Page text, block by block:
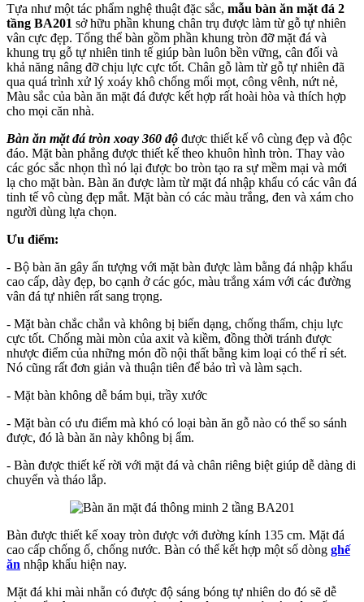
Tựa như một tác phẩm nghệ thuật đặc sắc, mẫu bàn ăn mặt đá 2
tầng BA201 sở hữu phần khung chân trụ được làm từ gỗ tự nhiên
vân cực đẹp. Tổng thể bàn gồm phần khung tròn đỡ mặt đá và
khung trụ gỗ tự nhiên tinh tế giúp bàn luôn bền vững, cân đối và
khả năng nâng đỡ chịu lực cực tốt. Chân gỗ làm từ gỗ tự nhiên đã
qua quá trình xử lý xoáy khô chống mối mọt, công vênh, nứt nẻ,
Màu sắc của bàn ăn mặt đá được kết hợp rất hoài hòa và thích hợp
cho mọi căn nhà.
Bàn ăn mặt đá tròn xoay 360 độ được thiết kế vô cùng đẹp và độc
đáo. Mặt bàn phẳng được thiết kế theo khuôn hình tròn. Thay vào
các góc sắc nhọn thì nó lại được bo tròn tạo ra sự mềm mại và mới
lạ cho mặt bàn. Bàn ăn được làm từ mặt đá nhập khẩu có các vân đá
tinh tế vô cùng đẹp mắt. Mặt bàn có các màu trắng, đen và xám cho
người dùng lựa chọn.
Ưu điểm:
- Bộ bàn ăn gây ấn tượng với mặt bàn được làm bằng đá nhập khẩu
cao cấp, dày đẹp, bo cạnh ở các góc, màu trắng xám với các đường
vân đá tự nhiên rất sang trọng.
- Mặt bàn chắc chắn và không bị biến dạng, chống thấm, chịu lực
cực tốt. Chống mài mòn của axit và kiềm, đồng thời tránh được
nhược điểm của những món đồ nội thất bằng kim loại có thể rỉ sét.
Nó cũng rất đơn giản và thuận tiên để bảo trì và làm sạch.
- Mặt bàn không dễ bám bụi, trầy xước
- Mặt bàn có ưu điểm mà khó có loại bàn ăn gỗ nào có thể so sánh
được, đó là bàn ăn này không bị ẩm.
- Bàn được thiết kế rời với mặt đá và chân riêng biệt giúp dễ dàng di
chuyển và tháo lắp.
Bàn được thiết kế xoay tròn được với đường kính 135 cm. Mặt đá
cao cấp chống ố, chống nước. Bàn có thể kết hợp một số dòng ghế
ăn nhập khẩu hiện nay.
Mặt đá khi mài nhẵn có được độ sáng bóng tự nhiên do đó sẽ dễ